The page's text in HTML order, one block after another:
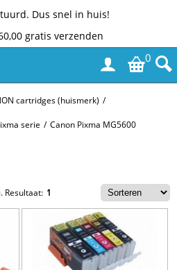
Dus snel in huis!
gratis verzenden
0
cartridges (huismerk) /
serie / Canon Pixma MG5600
Resultaat: 1